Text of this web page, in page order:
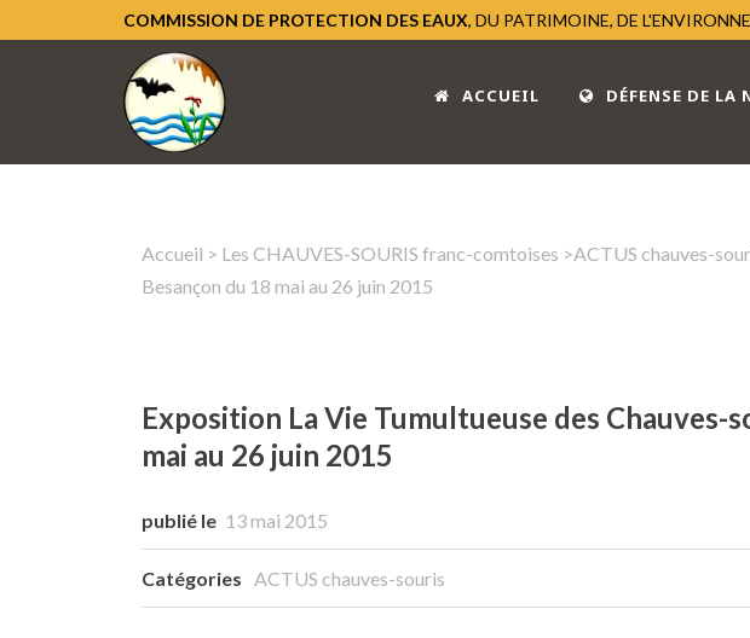
COMMISSION DE PROTECTION DES EAUX, DU PATRIMOINE, DE
ACCUEIL DÉFENSE DE LA
Accueil > Les CHAUVES-SOURIS franc-comtoises >ACTUS chauves-
Besançon du 18 mai au 26 juin 2015
Exposition La Vie Tumultueuse des Chauves-
mai au 26 juin 2015
publié le 13 mai 2015
Catégories ACTUS chauves-souris